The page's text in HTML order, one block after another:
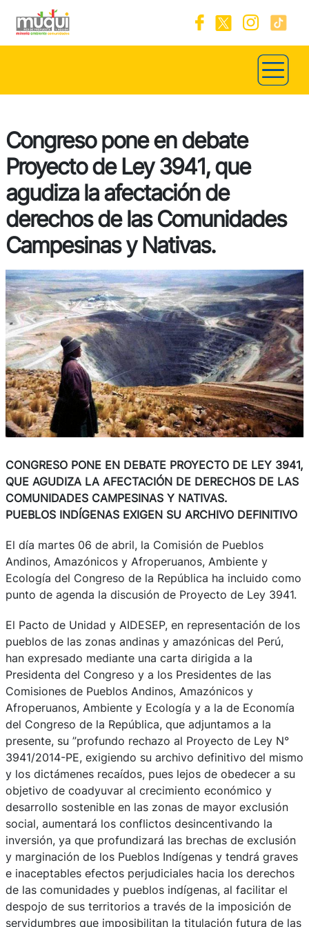
Congreso pone en debate
Proyecto de Ley 3941, que
agudiza la afectación de
derechos de las Comunidades
Campesinas y Nativas.
CONGRESO PONE EN DEBATE PROYECTO DE LEY 3941,
QUE AGUDIZA LA AFECTACIÓN DE DERECHOS DE LAS
COMUNIDADES CAMPESINAS Y NATIVAS.
PUEBLOS INDÍGENAS EXIGEN SU ARCHIVO DEFINITIVO
El día martes 06 de abril, la Comisión de Pueblos
Andinos, Amazónicos y Afroperuanos, Ambiente y
Ecología del Congreso de la República ha incluido como
punto de agenda la discusión de Proyecto de Ley 3941.
El Pacto de Unidad y AIDESEP, en representación de los
pueblos de las zonas andinas y amazónicas del Perú,
han expresado mediante una carta dirigida a la
Presidenta del Congreso y a los Presidentes de las
Comisiones de Pueblos Andinos, Amazónicos y
Afroperuanos, Ambiente y Ecología y a la de Economía
del Congreso de la República, que adjuntamos a la
presente, su ”profundo rechazo al Proyecto de Ley N°
3941/2014-PE, exigiendo su archivo definitivo del mismo
y los dictámenes recaídos, pues lejos de obedecer a su
objetivo de coadyuvar al crecimiento económico y
desarrollo sostenible en las zonas de mayor exclusión
social, aumentará los conflictos desincentivando la
inversión, ya que profundizará las brechas de exclusión
y marginación de los Pueblos Indígenas y tendrá graves
e inaceptables efectos perjudiciales hacia los derechos
de las comunidades y pueblos indígenas, al facilitar el
despojo de sus territorios a través de la imposición de
servidumbres que imposibilitan la titulación futura de las